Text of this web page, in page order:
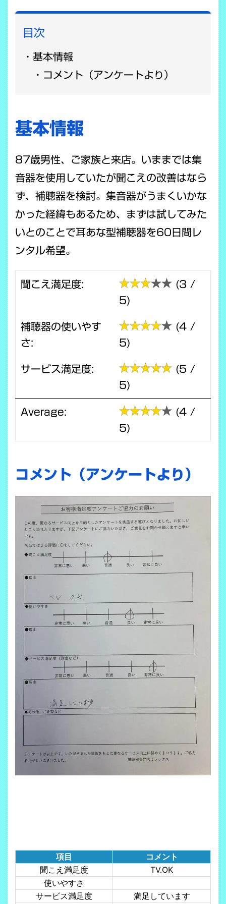
目次
基本情報
コメント（アンケートより）
基本情報
87歳男性、ご家族と来店。いままでは集
音器を使用していたが聞こえの改善はなら
ず、補聴器を検討。集音器がうまくいかな
かった経緯もあるため、まずは試してみた
いとのことで耳あな型補聴器を60日間レ
ンタル希望。
聞こえ満足度:
(3 /
5)
補聴器の使いやす
さ:
(4 /
5)
サービス満足度:
(5 /
5)
Average:
(4 /
5)
コメント（アンケートより）
項目
コメント
聞こえ満足度
TV.OK
使いやすさ
サービス満足度
満足しています